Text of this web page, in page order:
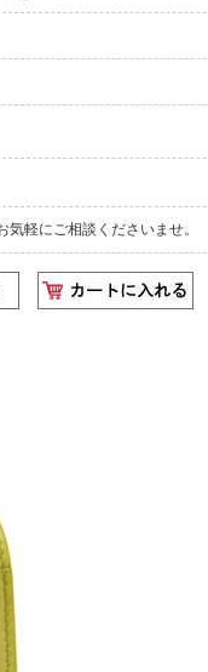
軽にご相談くださいませ。